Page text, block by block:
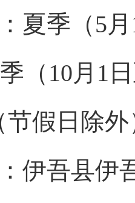
夏季（5
（10月1
节假日除
伊吾县伊